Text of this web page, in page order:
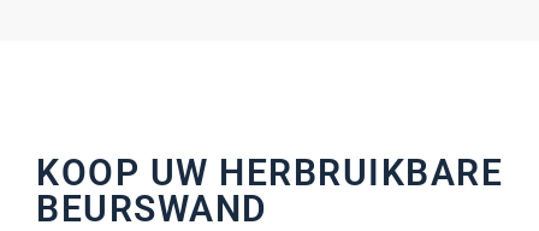
KOOP UW HERBRUIKBARE
BEURSWAND